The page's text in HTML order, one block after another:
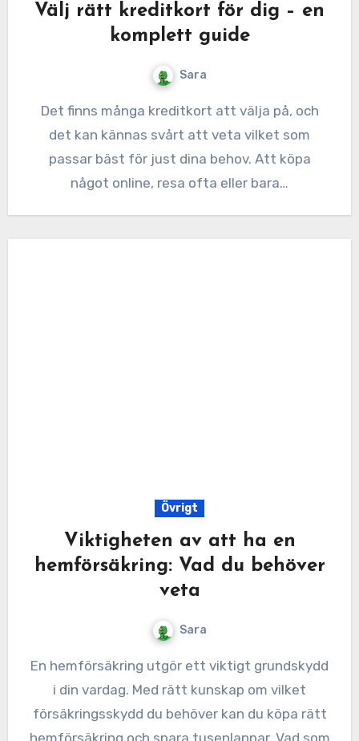
Välj rätt kreditkort för dig – en
komplett guide
Sara
Det finns många kreditkort att välja på, och
det kan kännas svårt att veta vilket som
passar bäst för just dina behov. Att köpa
något online, resa ofta eller bara…
Övrigt
Viktigheten av att ha en
hemförsäkring: Vad du behöver
veta
Sara
En hemförsäkring utgör ett viktigt grundskydd
i din vardag. Med rätt kunskap om vilket
försäkringsskydd du behöver kan du köpa rätt
hemförsäkring och spara tusenlappar. Vad som